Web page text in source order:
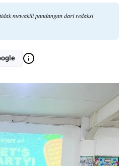
mewakili pandangan dari redaksi